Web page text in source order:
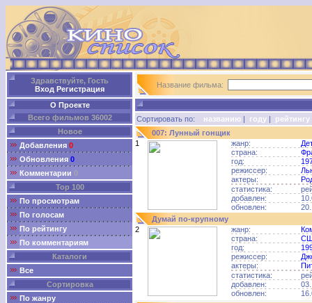
Здравствуйте, Гость
Вход Регистрация
О Проекте
Всего фильмов 36002
Новое
Добавления 0
Обновления 0
Комментарии 0
Top 100
По просмотрам
По голосам
По рейтингу
По комментариям
Каталоги
Все
Сортировка
По жанру
Название фильма:
Сортировать по: названию | году | рейтингу
007: Лунный гонщик
1
жанр:
страна:
год:
режиссер:
актеры:
статистика:
добавлен:
обновлен:
Думай по-крупному
2
жанр:
страна:
год:
режиссер:
актеры:
статистика:
добавлен:
обновлен: